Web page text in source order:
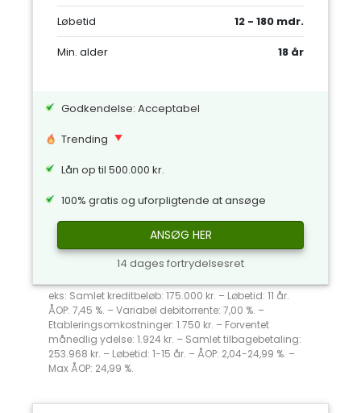
Løbetid
12 - 180 mdr.
Min. alder
18 år
Godkendelse: Acceptabel
Trending
Lån op til 500.000 kr.
100% gratis og uforpligtende at ansøge
ANSØG HER
14 dages fortrydelsesret
eks: Samlet kreditbeløb: 175.000 kr. – Løbetid: 11 år.
ÅOP: 7,45 %. – Variabel debitorrente: 7,00 %. –
Etableringsomkostninger: 1.750 kr. – Forventet
månedlig ydelse: 1.924 kr. – Samlet tilbagebetaling:
253.968 kr. – Løbetid: 1-15 år. – ÅOP: 2,04-24,99 %. –
Max ÅOP: 24,99 %.